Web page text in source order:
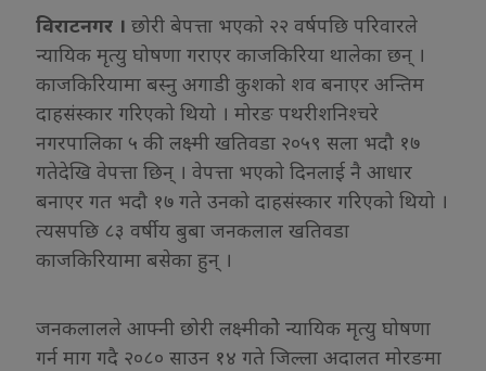
विराटनगर । छोरी बेपत्ता भएको २२ वर्षपछि परिवारले
न्यायिक मृत्यु घोषणा गराएर काजकिरिया थालेका छन् ।
काजकिरियामा बस्नु अगाडी कुशको शव बनाएर अन्तिम
दाहसंस्कार गरिएको थियो । मोरङ पथरीशनिश्चरे
नगरपालिका ५ की लक्ष्मी खतिवडा २०५९ सला भदौ १७
गतेदेखि वेपत्ता छिन् । वेपत्ता भएको दिनलाई नै आधार
बनाएर गत भदौ १७ गते उनको दाहसंस्कार गरिएको थियो ।
त्यसपछि ८३ वर्षीय बुबा जनकलाल खतिवडा
काजकिरियामा बसेका हुन् ।
जनकलालले आफ्नी छोरी लक्ष्मीकोे न्यायिक मृत्यु घोषणा
गर्न माग गदै २०८० साउन १४ गते जिल्ला अदालत मोरङमा